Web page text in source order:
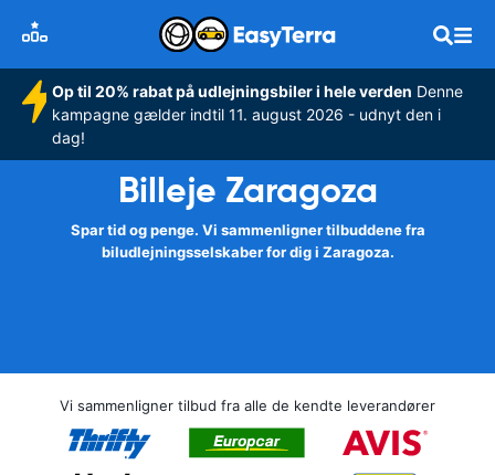
Op til 20% rabat på udlejningsbiler i hele verden Denne
kampagne gælder indtil 11. august 2026 - udnyt den i
dag!
Billeje Zaragoza
Spar tid og penge. Vi sammenligner tilbuddene fra
biludlejningsselskaber for dig i Zaragoza.
Vi sammenligner tilbud fra alle de kendte leverandører